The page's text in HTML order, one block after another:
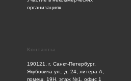
организациях
Контакты
190121, г. Санкт-Петербург,
Якубовича ул., д. 24, литера А,
помещ. 19Н, этаж №1, офис 1